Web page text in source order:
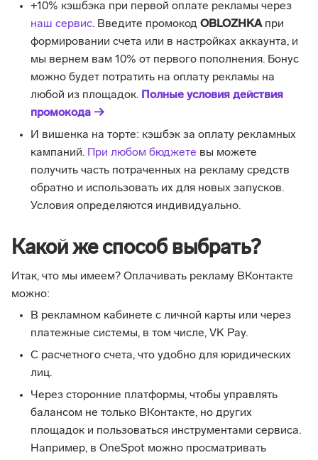
+10% кэшбэка при первой оплате рекламы через
наш сервис. Введите промокод OBLOZHKAпри
формировании счета или в настройках аккаунта, и
мы вернем вам 10% от первого пополнения. Бонус
можно будет потратить на оплату рекламы на
любой из площадок. Полные условия действия
промокода →
И вишенка на торте: кэшбэк за оплату рекламных
кампаний. При любом бюджете вы можете
получить часть потраченных на рекламу средств
обратно и использовать их для новых запусков.
Условия определяются индивидуально.
Какой же способ выбрать?
Итак, что мы имеем? Оплачивать рекламу ВКонтакте
можно:
В рекламном кабинете с личной карты или через
платежные системы, в том числе, VK Pay.
С расчетного счета, что удобно для юридических
лиц.
Через сторонние платформы, чтобы управлять
балансом не только ВКонтакте, но других
площадок и пользоваться инструментами сервиса.
Например, в OneSpot можно просматривать